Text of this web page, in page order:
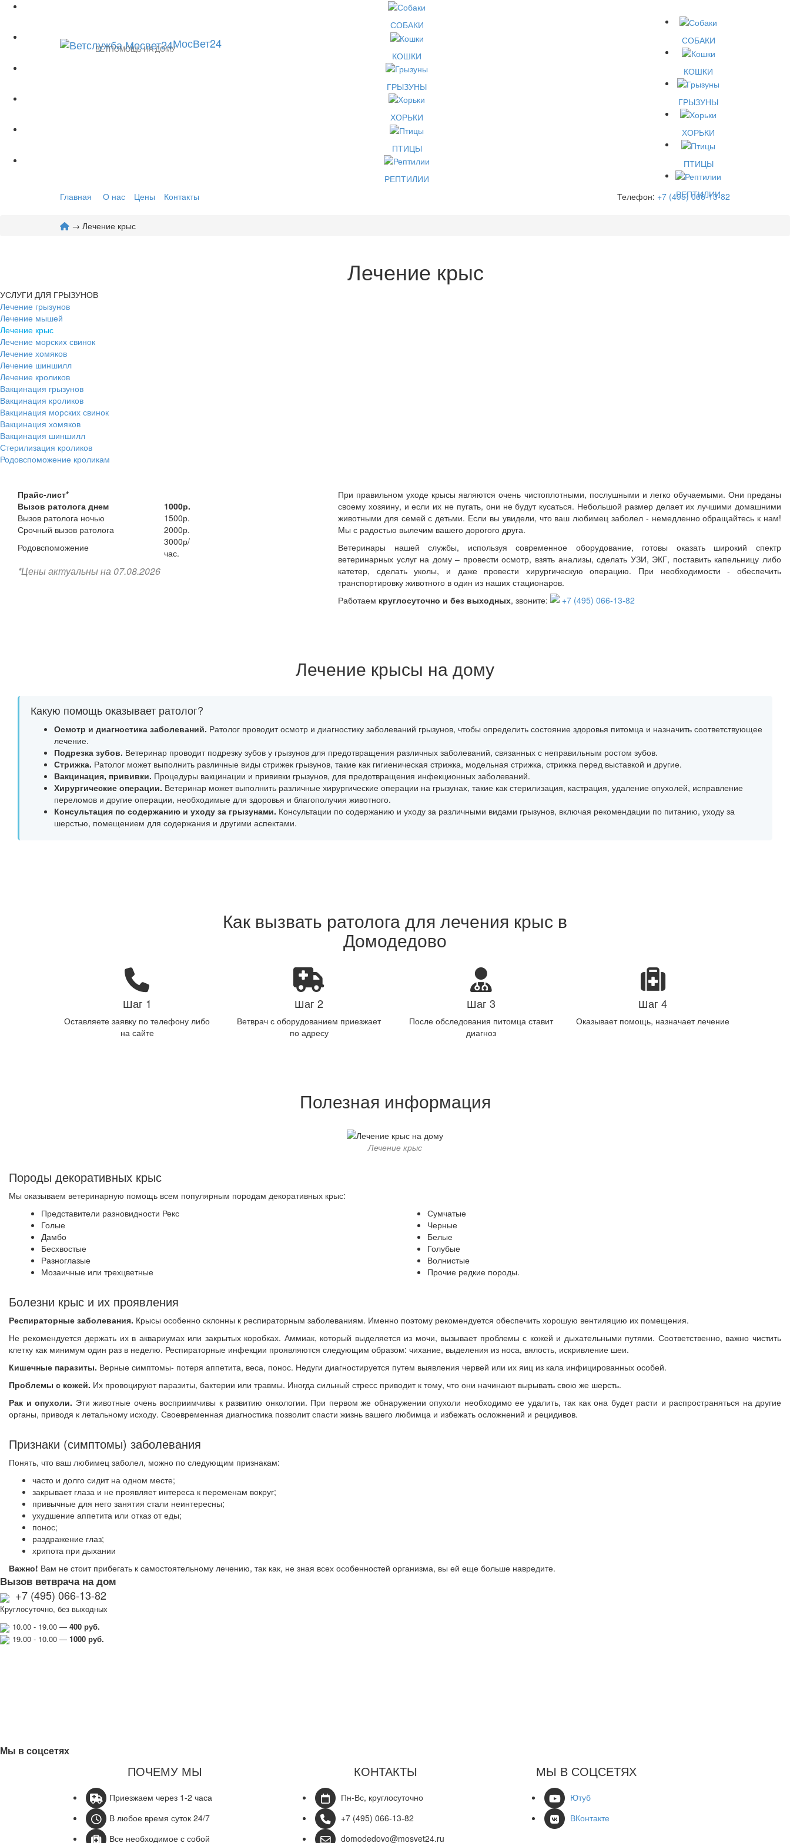
СОБАКИ
КОШКИ
ГРЫЗУНЫ
ХОРЬКИ
ПТИЦЫ
РЕПТИЛИИ
Главная
О нас Цены Контакты Телефон: +7 (495) 066-13-82
МосВет24
ВЕТПОМОЩЬ НА ДОМУ
СОБАКИ
КОШКИ
ГРЫЗУНЫ
ХОРЬКИ
ПТИЦЫ
РЕПТИЛИИ
→ Лечение крыс
Лечение крыс
УСЛУГИ ДЛЯ ГРЫЗУНОВ
Лечение грызунов
Лечение мышей
Лечение крыс
Лечение морских свинок
Лечение хомяков
Лечение шиншилл
Лечение кроликов
Вакцинация грызунов
Вакцинация кроликов
Вакцинация морских свинок
Вакцинация хомяков
Вакцинация шиншилл
Стерилизация кроликов
Родовспоможение кроликам
Прайс-лист*
Вызов ратолога днем
1000р.
Вызов ратолога ночью
1500р.
Срочный вызов ратолога
2000р.
Родовспоможение
3000р/
час.
*Цены актуальны на 07.08.2026
При правильном уходе крысы являются очень чистоплотными, послушными и легко обучаемыми. Они преданы
своему хозяину, и если их не пугать, они не будут кусаться. Небольшой размер делает их лучшими домашними
животными для семей с детьми. Если вы увидели, что ваш любимец заболел - немедленно обращайтесь к нам!
Мы с радостью вылечим вашего дорогого друга.
Ветеринары нашей службы, используя современное оборудование, готовы оказать широкий спектр
ветеринарных услуг на дому – провести осмотр, взять анализы, сделать УЗИ, ЭКГ, поставить капельницу либо
катетер, сделать уколы, и даже провести хирургическую операцию. При необходимости - обеспечить
транспортировку животного в один из наших стационаров.
Работаем круглосуточно и без выходных, звоните: +7 (495) 066-13-82
Лечение крысы на дому
Какую помощь оказывает ратолог?
Осмотр и диагностика заболеваний. Ратолог проводит осмотр и диагностику заболеваний грызунов, чтобы определить состояние здоровья питомца и назначить соответствующее
лечение.
Подрезка зубов. Ветеринар проводит подрезку зубов у грызунов для предотвращения различных заболеваний, связанных с неправильным ростом зубов.
Стрижка. Ратолог может выполнить различные виды стрижек грызунов, такие как гигиеническая стрижка, модельная стрижка, стрижка перед выставкой и другие.
Вакцинация, прививки. Процедуры вакцинации и прививки грызунов, для предотвращения инфекционных заболеваний.
Хирургические операции. Ветеринар может выполнить различные хирургические операции на грызунах, такие как стерилизация, кастрация, удаление опухолей, исправление
переломов и другие операции, необходимые для здоровья и благополучия животного.
Консультация по содержанию и уходу за грызунами. Консультации по содержанию и уходу за различными видами грызунов, включая рекомендации по питанию, уходу за
шерстью, помещением для содержания и другими аспектами.
Как вызвать ратолога для лечения крыс в
Домодедово
Шаг 1
Оставляете заявку по телефону либо
на сайте
Шаг 2
Ветврач с оборудованием приезжает
по адресу
Шаг 3
После обследования питомца ставит
диагноз
Шаг 4
Оказывает помощь, назначает лечение
Полезная информация
Лечение крыс
Породы декоративных крыс
Мы оказываем ветеринарную помощь всем популярным породам декоративных крыс:
Представители разновидности Рекс
Голые
Дамбо
Бесхвостые
Разноглазые
Мозаичные или трехцветные
Сумчатые
Черные
Белые
Голубые
Волнистые
Прочие редкие породы.
Болезни крыс и их проявления
Респираторные заболевания. Крысы особенно склонны к респираторным заболеваниям. Именно поэтому рекомендуется обеспечить хорошую вентиляцию их помещения.
Не рекомендуется держать их в аквариумах или закрытых коробках. Аммиак, который выделяется из мочи, вызывает проблемы с кожей и дыхательными путями. Соответственно, важно чистить
клетку как минимум один раз в неделю. Респираторные инфекции проявляются следующим образом: чихание, выделения из носа, вялость, искривление шеи.
Кишечные паразиты. Верные симптомы- потеря аппетита, веса, понос. Недуги диагностируется путем выявления червей или их яиц из кала инфицированных особей.
Проблемы с кожей. Их провоцируют паразиты, бактерии или травмы. Иногда сильный стресс приводит к тому, что они начинают вырывать свою же шерсть.
Рак и опухоли. Эти животные очень восприимчивы к развитию онкологии. При первом же обнаружении опухоли необходимо ее удалить, так как она будет расти и распространяться на другие
органы, приводя к летальному исходу. Своевременная диагностика позволит спасти жизнь вашего любимца и избежать осложнений и рецидивов.
Признаки (симптомы) заболевания
Понять, что ваш любимец заболел, можно по следующим признакам:
часто и долго сидит на одном месте;
закрывает глаза и не проявляет интереса к переменам вокруг;
привычные для него занятия стали неинтересны;
ухудшение аппетита или отказ от еды;
понос;
раздражение глаз;
хрипота при дыхании
Важно! Вам не стоит прибегать к самостоятельному лечению, так как, не зная всех особенностей организма, вы ей еще больше навредите.
Вызов ветврача на дом
+7 (495) 066-13-82
Круглосуточно, без выходных
10.00 - 19.00 — 400 руб.
19.00 - 10.00 — 1000 руб.
Мы в соцсетях
ПОЧЕМУ МЫ
Приезжаем через 1-2 часа
В любое время суток 24/7
Все необходимое с собой
КОНТАКТЫ
Пн-Вс, круглосуточно
+7 (495) 066-13-82
domodedovo@mosvet24.ru
МЫ В СОЦСЕТЯХ
Ютуб
ВКонтакте